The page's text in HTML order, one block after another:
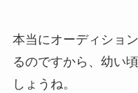
本当にオーディショ
るのですから、幼い
しょうね。